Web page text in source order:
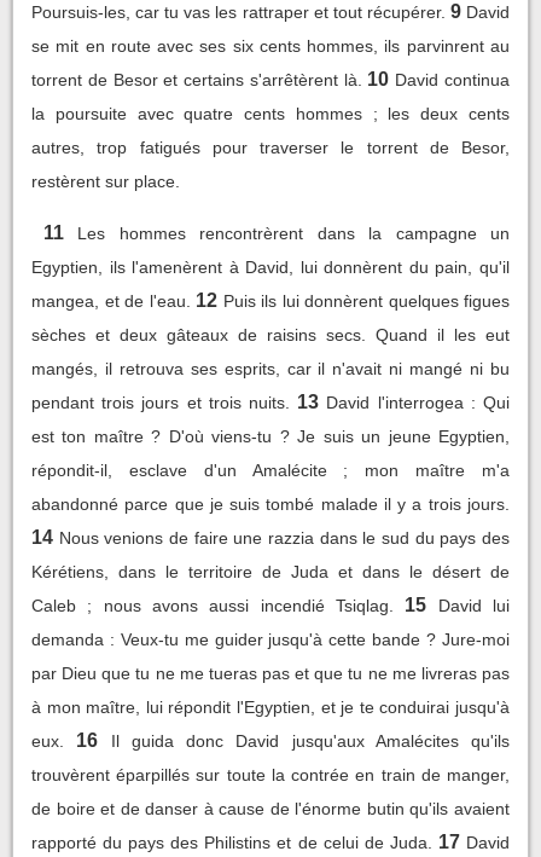
Poursuis-les, car tu vas les rattraper et tout récupérer. 9 David
se mit en route avec ses six cents hommes, ils parvinrent au
torrent de Besor et certains s'arrêtèrent là.
10 David continua
la poursuite avec quatre cents hommes ; les deux cents
autres, trop fatigués pour traverser le torrent de Besor,
restèrent sur place.
11
Les hommes rencontrèrent dans la campagne un
Egyptien, ils l'amenèrent à David, lui donnèrent du pain, qu'il
mangea, et de l'eau.
12 Puis ils lui donnèrent quelques figues
sèches et deux gâteaux de raisins secs. Quand il les eut
mangés, il retrouva ses esprits, car il n'avait ni mangé ni bu
pendant trois jours et trois nuits.
13 David l'interrogea : Qui
est ton maître ? D'où viens-tu ? Je suis un jeune Egyptien,
répondit-il, esclave d'un Amalécite ; mon maître m'a
abandonné parce que je suis tombé malade il y a trois jours.
14 Nous venions de faire une razzia dans le sud du pays des
Kérétiens, dans le territoire de Juda et dans le désert de
Caleb ; nous avons aussi incendié Tsiqlag.
15
David lui
demanda : Veux-tu me guider jusqu'à cette bande ? Jure-moi
par Dieu que tu ne me tueras pas et que tu ne me livreras pas
à mon maître, lui répondit l'Egyptien, et je te conduirai jusqu'à
eux.
16
Il guida donc David jusqu'aux Amalécites qu'ils
trouvèrent éparpillés sur toute la contrée en train de manger,
de boire et de danser à cause de l'énorme butin qu'ils avaient
rapporté du pays des Philistins et de celui de Juda.
17 David